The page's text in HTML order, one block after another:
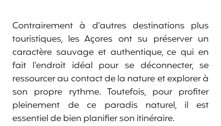
Contrairement à d’autres destinations plus
touristiques, les Açores ont su préserver un
caractère sauvage et authentique, ce qui en
fait l’endroit idéal pour se déconnecter, se
ressourcer au contact de la nature et explorer à
son propre rythme. Toutefois, pour profiter
pleinement de ce paradis naturel, il est
essentiel de bien planifier son itinéraire.